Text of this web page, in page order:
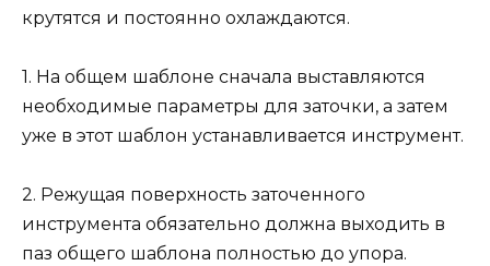
крутятся и постоянно охлаждаются.
1. На общем шаблоне сначала выставляются
необходимые параметры для заточки, а затем
уже в этот шаблон устанавливается инструмент.
2. Режущая поверхность заточенного
инструмента обязательно должна выходить в
паз общего шаблона полностью до упора.